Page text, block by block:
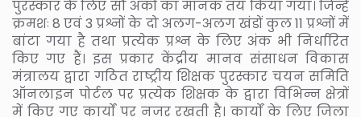
पुरस्कार के लिए सौ अंकों का मानक तय किया गया। जिन्हें
क्रमशः 8 एवं 3 प्रश्नों के दो अलग-अलग खंडों कुल 11 प्रश्नों में
बांटा गया है तथा प्रत्येक प्रश्न के लिए अंक भी निर्धारित
किए गए हैं। इस प्रकार केंद्रीय मानव संसाधन विकास
मंत्रालय द्वारा गठित राष्ट्रीय शिक्षक पुरस्कार चयन समिति
ऑनलाइन पोर्टल पर प्रत्येक शिक्षक के द्वारा विभिन्न क्षेत्रों
में किए गए कार्यों पर नजर रखती है। कार्यों के लिए जिला